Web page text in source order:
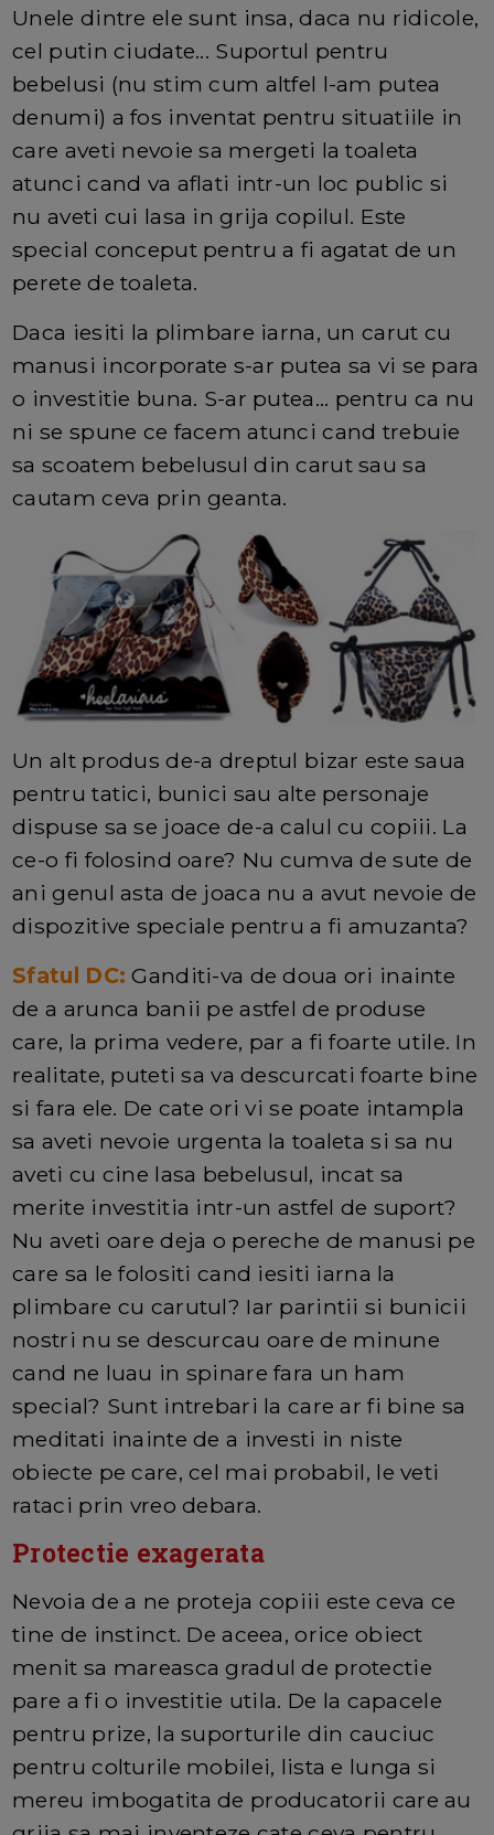
Unele dintre ele sunt insa, daca nu ridicole,
cel putin ciudate... Suportul pentru
bebelusi (nu stim cum altfel l-am putea
denumi) a fos inventat pentru situatiile in
care aveti nevoie sa mergeti la toaleta
atunci cand va aflati intr-un loc public si
nu aveti cui lasa in grija copilul. Este
special conceput pentru a fi agatat de un
perete de toaleta.
Daca iesiti la plimbare iarna, un carut cu
manusi incorporate s-ar putea sa vi se para
o investitie buna. S-ar putea... pentru ca nu
ni se spune ce facem atunci cand trebuie
sa scoatem bebelusul din carut sau sa
cautam ceva prin geanta.
Un alt produs de-a dreptul bizar este saua
pentru tatici, bunici sau alte personaje
dispuse sa se joace de-a calul cu copiii. La
ce-o fi folosind oare? Nu cumva de sute de
ani genul asta de joaca nu a avut nevoie de
dispozitive speciale pentru a fi amuzanta?
Sfatul DC: Ganditi-va de doua ori inainte
de a arunca banii pe astfel de produse
care, la prima vedere, par a fi foarte utile. In
realitate, puteti sa va descurcati foarte bine
si fara ele. De cate ori vi se poate intampla
sa aveti nevoie urgenta la toaleta si sa nu
aveti cu cine lasa bebelusul, incat sa
merite investitia intr-un astfel de suport?
Nu aveti oare deja o pereche de manusi pe
care sa le folositi cand iesiti iarna la
plimbare cu carutul? Iar parintii si bunicii
nostri nu se descurcau oare de minune
cand ne luau in spinare fara un ham
special? Sunt intrebari la care ar fi bine sa
meditati inainte de a investi in niste
obiecte pe care, cel mai probabil, le veti
rataci prin vreo debara.
Protectie exagerata
Nevoia de a ne proteja copiii este ceva ce
tine de instinct. De aceea, orice obiect
menit sa mareasca gradul de protectie
pare a fi o investitie utila. De la capacele
pentru prize, la suporturile din cauciuc
pentru colturile mobilei, lista e lunga si
mereu imbogatita de producatorii care au